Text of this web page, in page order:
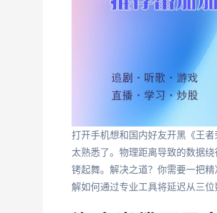
打开手机想和国内好友开黑《王
太熟悉了。物理距离导致的数据
铐起舞。解决之道？你需要一把
解如何通过专业工具将延迟从三